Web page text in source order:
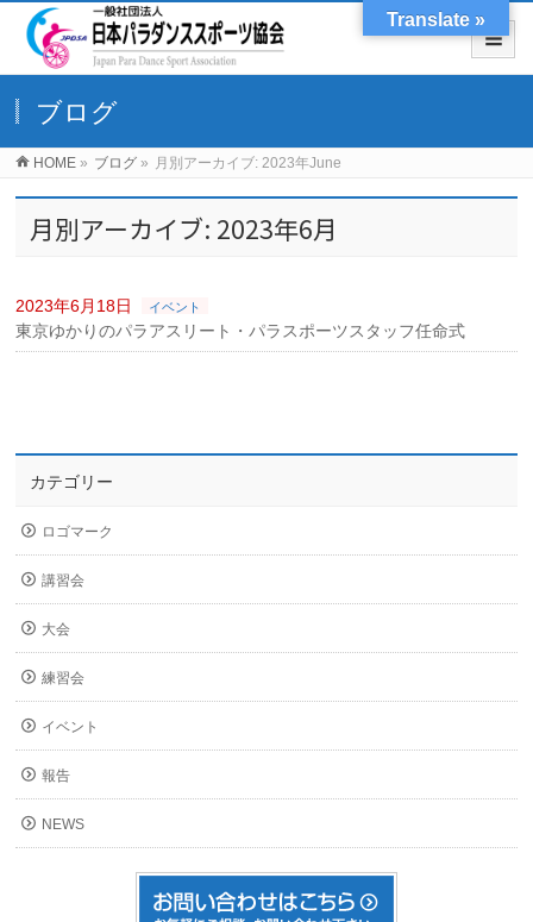
ブログ
HOME » ブログ » 月別アーカイブ: 2023年June
月別アーカイブ: 2023年6月
2023年6月18日 イベント
東京ゆかりのパラアスリート・パラスポーツスタッフ任命式
カテゴリー
ロゴマーク
講習会
大会
練習会
イベント
報告
NEWS
Translate »